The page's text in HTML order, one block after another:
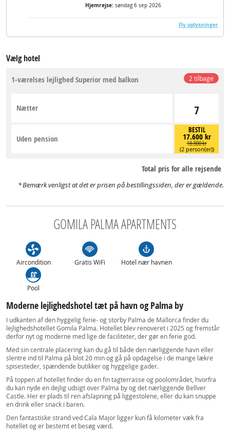
Hjemrejse: søndag 6 sep 2026
Fly oplysninger
Vælg hotel
2 tilbage
1-værelses lejlighed Superior med balkon
7
Nætter
BESTIL
17.600 kr
18.800 kr
(2 person(er))
Uden pension
Total pris for alle rejsende
Bemærk venligst at det er prisen på bestillingssiden, der er gældende.
GOMILA PALMA APARTMENTS
Aircondition Gratis WiFi Hotel nær havnen
Pool
Moderne lejlighedshotel tæt på havn og Palma by
I udkanten af den hyggelig ferie- og storby Palma de Mallorca finder du
lejlighedshotellet Gomila Palma. Hotellet blev renoveret i 2025 og fremstår
derfor nyt og moderne med lige de faciliteter, der gør en ferie god.
Med sin centrale placering kan du gå til både den nærliggende havn eller
slentre ind til Palma på blot 20 min og gå på opdagelse i de mange lækre
spisesteder, spændende butikker og hyggelige gader.
På toppen af hotellet finder du en fin tagterrasse og poolområdet, hvorfra
du kan nyde en dejlig udsigt over Palma by og det nærliggende Bellver
Castle. Her er plads til ren afslapning på liggestolene, eller du kan snuppe
en drink eller snack i baren.
Den fantastiske strand ved Cala Major ligger kun få kilometer væk fra
hotellet og er bestemt et besøg værd.